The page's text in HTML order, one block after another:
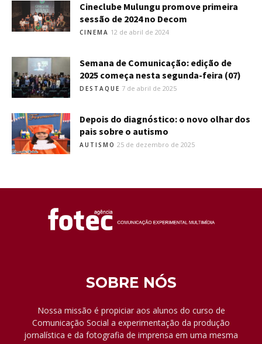
Cineclube Mulungu promove primeira
sessão de 2024 no Decom
CINEMA 12 de abril de 2024
Semana de Comunicação: edição de
2025 começa nesta segunda-feira (07)
DESTAQUE 7 de abril de 2025
Depois do diagnóstico: o novo olhar dos
pais sobre o autismo
AUTISMO 25 de dezembro de 2025
SOBRE NÓS
Nossa missão é propiciar aos alunos do curso de
Comunicação Social a experimentação da produção
jornalística e da fotografia de imprensa em uma mesma